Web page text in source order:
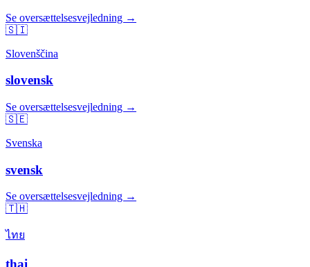
Se oversættelsesvejledning →
🇸🇮
Slovenščina
slovensk
Se oversættelsesvejledning →
🇸🇪
Svenska
svensk
Se oversættelsesvejledning →
🇹🇭
ไทย
thai